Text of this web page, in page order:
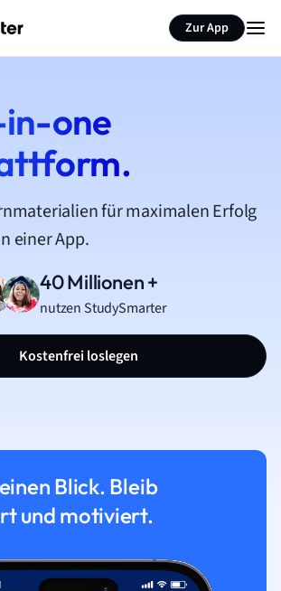
Zur App
one
für maximalen Erfolg
einer App.
40 Millionen +
nutzen StudySmarter
Kostenfrei loslegen
Blick. Bleib
und motiviert.